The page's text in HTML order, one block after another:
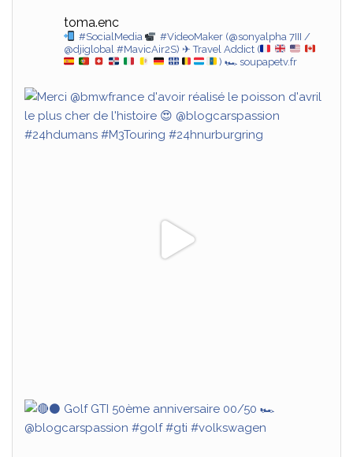
toma.enc
#SocialMedia
#VideoMaker (@sonyalpha 7III /
@djiglobal #MavicAir2S) ✈ Travel Addict (
) 🏎 soupapetv.fr